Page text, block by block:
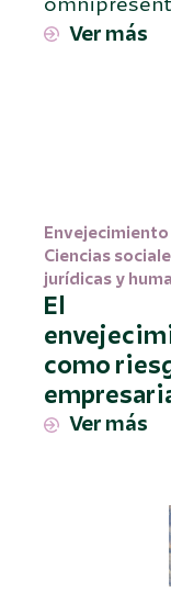
Ver más
Envejecimiento
Ciencias
jurídicas y
El
como
Ver más